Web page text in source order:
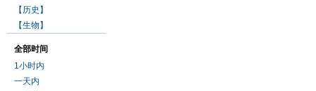
【历史】
【生物】
全部时间
1小时内
一天内